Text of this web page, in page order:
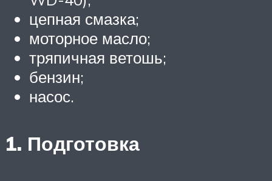
цепная смазка;
моторное масло;
тряпичная ветошь;
бензин;
насос.
1. Подготовка